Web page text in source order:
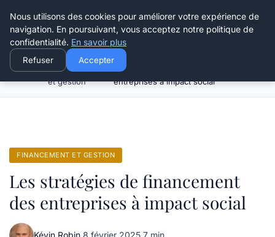
Henry Panky
Financement
et gestion
Les stratégies de financement des
entreprises à impact social
FINANCEMENT ET GESTION
Les stratégies de financement
des entreprises à impact social
Kévin Robin·8 février 2025·7 min
Nous utilisons des cookies pour améliorer votre expérience de
navigation. En poursuivant, vous acceptez notre politique de
confidentialité. En savoir plus
Refuser Accepter